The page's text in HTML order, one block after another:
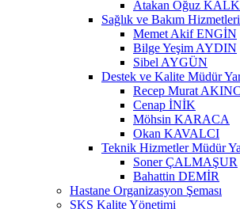
Atakan Oğuz
Sağlık ve Bakım
Memet Akif ENGİN
Bilge Yeşim AYDIN
Sibel AYGÜN
Destek ve Kalite Müdür
Recep Murat
Cenap İNİK
Möhsin KARACA
Okan KAVALCI
Teknik Hizmetler Müdür
Soner ÇALMAŞUR
Bahattin DEMİR
Hastane Organizasyon Şeması
SKS Kalite Yönetimi